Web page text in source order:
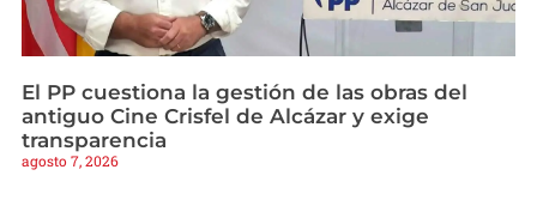
El PP cuestiona la gestión de las obras del
antiguo Cine Crisfel de Alcázar y exige
transparencia
agosto 7, 2026